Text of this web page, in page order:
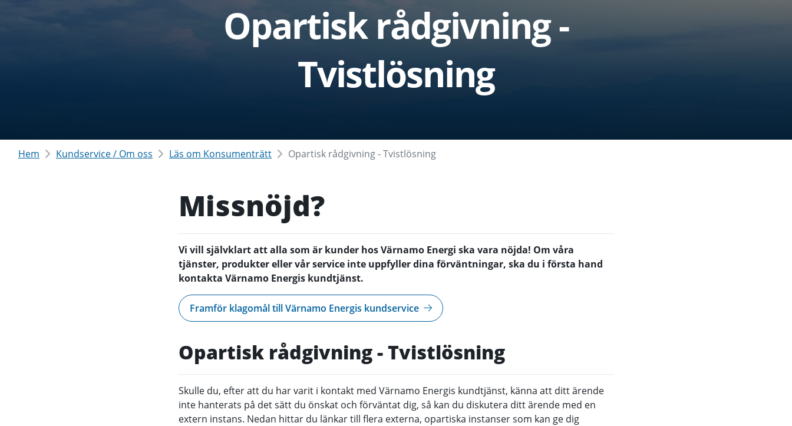
Opartisk rådgivning -
Tvistlösning
Hem Kundservice / Om oss Läs om Konsumenträtt Opartisk rådgivning - Tvistlösning
Missnöjd?
Vi vill självklart att alla som är kunder hos Värnamo Energi ska vara nöjda! Om våra
tjänster, produkter eller vår service inte uppfyller dina förväntningar, ska du i första hand
kontakta Värnamo Energis kundtjänst.
Framför klagomål till Värnamo Energis kundservice
Opartisk rådgivning - Tvistlösning
Skulle du, efter att du har varit i kontakt med Värnamo Energis kundtjänst, känna att ditt ärende
inte hanterats på det sätt du önskat och förväntat dig, så kan du diskutera ditt ärende med en
extern instans. Nedan hittar du länkar till flera externa, opartiska instanser som kan ge dig